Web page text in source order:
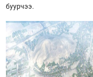
буурчээ.